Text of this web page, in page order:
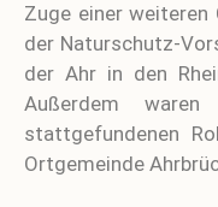
Zuge einer weiteren
der Naturschutz-
der Ahr in den
Außerdem
stattgefundenen
Ortgemeinde